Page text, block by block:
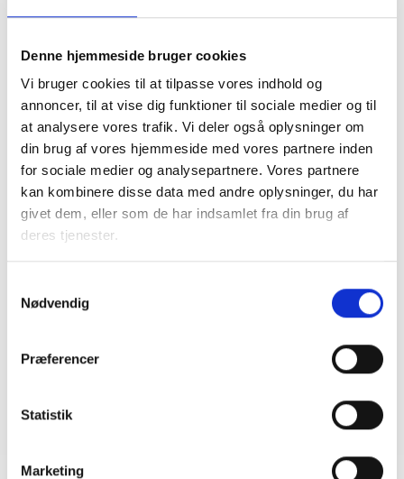
Denne hjemmeside bruger cookies
Vi bruger cookies til at tilpasse vores indhold og
annoncer, til at vise dig funktioner til sociale medier og til
at analysere vores trafik. Vi deler også oplysninger om
din brug af vores hjemmeside med vores partnere inden
for sociale medier og analysepartnere. Vores partnere
kan kombinere disse data med andre oplysninger, du har
givet dem, eller som de har indsamlet fra din brug af
deres tjenester.
Nødvendig
Præferencer
Statistik
Marketing
Relateret indhold Viden
BL INFORMERER
Nye krav om fjernaflæste målere – alle
ejendomme skal være klar senest 1. januar
2027
08. juni 2026
BL INFORMERER
Ansvar for nødforsyning i plejeboliger ved
Sundhedsreformens konsekvenser for
20. marts 2026